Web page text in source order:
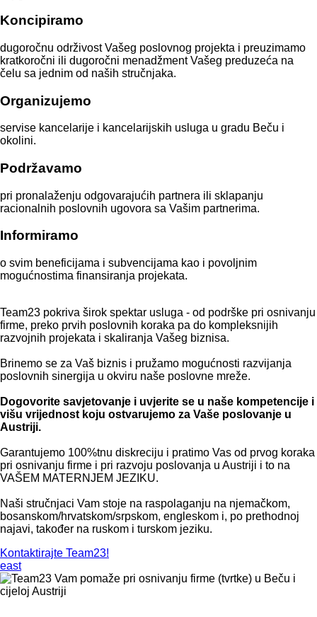
Koncipiramo
dugoročnu održivost Vašeg poslovnog projekta i preuzimamo
kratkoročni ili dugoročni menadžment Vašeg preduzeća na
čelu sa jednim od naših stručnjaka.
Organizujemo
servise kancelarije i kancelarijskih usluga u gradu Beču i
okolini.
Podržavamo
pri pronalaženju odgovarajućih partnera ili sklapanju
racionalnih poslovnih ugovora sa Vašim partnerima.
Informiramo
o svim beneficijama i subvencijama kao i povoljnim
mogućnostima finansiranja projekata.
Team23 pokriva širok spektar usluga - od podrške pri osnivanju
firme, preko prvih poslovnih koraka pa do kompleksnijih
razvojnih projekata i skaliranja Vašeg biznisa.
Brinemo se za Vaš biznis i pružamo mogućnosti razvijanja
poslovnih sinergija u okviru naše poslovne mreže.
Dogovorite savjetovanje i uvjerite se u naše kompetencije i
višu vrijednost koju ostvarujemo za Vaše poslovanje u
Austriji.
Garantujemo 100%tnu diskreciju i pratimo Vas od prvog koraka
pri osnivanju firme i pri razvoju poslovanja u Austriji i to na
VAŠEM MATERNJEM JEZIKU.
Naši stručnjaci Vam stoje na raspolaganju na njemačkom,
bosanskom/hrvatskom/srpskom, engleskom i, po prethodnoj
najavi, također na ruskom i turskom jeziku. ​
Kontaktirajte Team23!
east